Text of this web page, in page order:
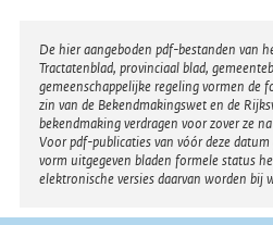
Disclaimer
De hier aangeboden pdf-bestanden van
Tractatenblad, provinciaal blad,
gemeenschappelijke regeling vormen de
zin van de Bekendmakingswet en de
bekendmaking verdragen voor zover ze
Voor pdf-publicaties van vóór deze
vorm uitgegeven bladen formele status
elektronische versies daarvan worden bij